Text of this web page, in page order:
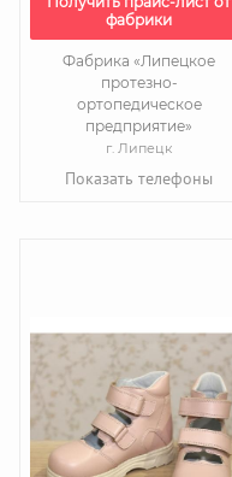
фабрики
Фабрика «Липецкое
протезно-
ортопедическое
предприятие»
г. Липецк
Показать телефоны